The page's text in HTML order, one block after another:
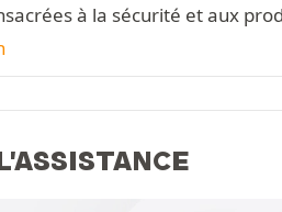
à la sécurité et aux